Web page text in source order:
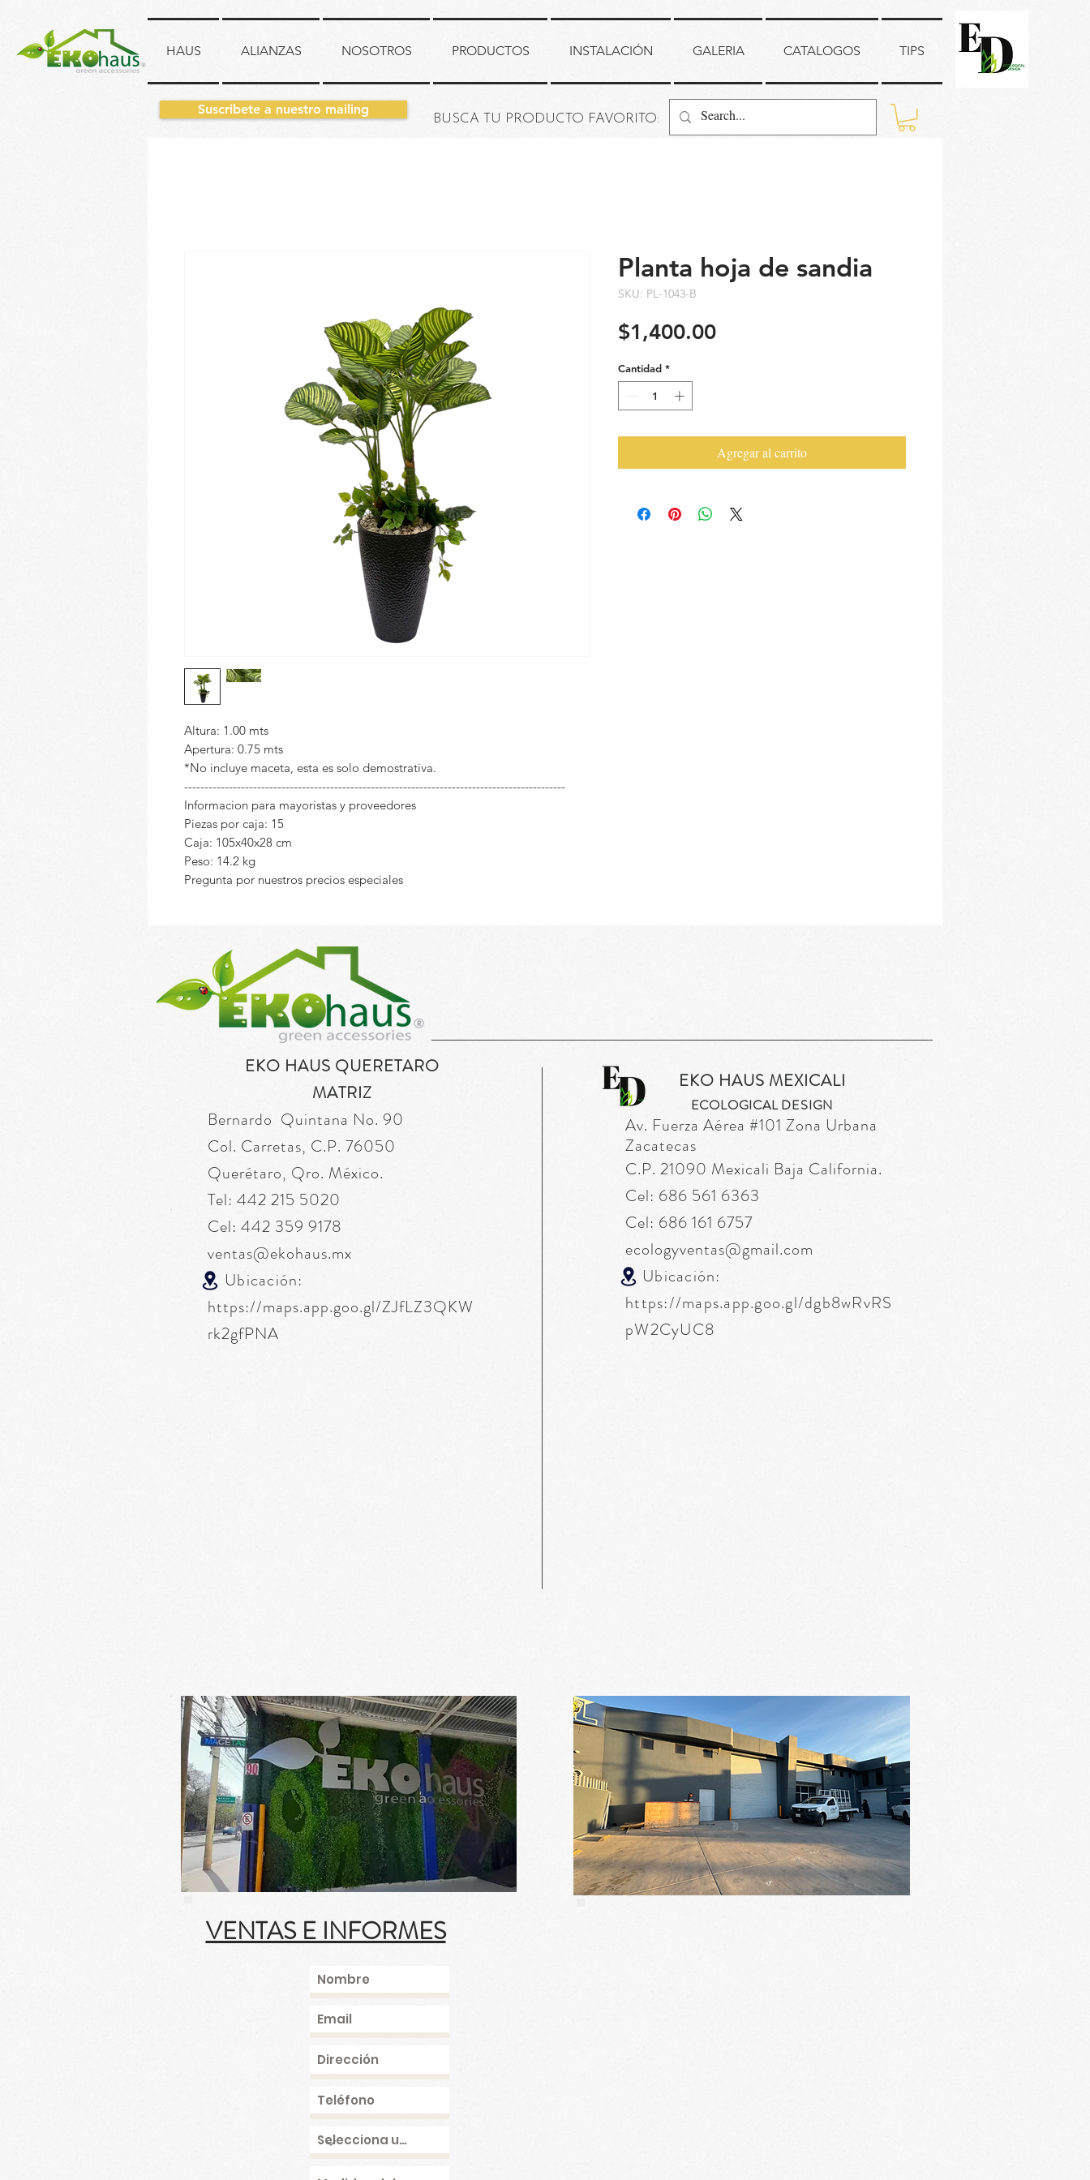
HAUS ALIANZAS NOSOTROS PRODUCTOS INSTALACIÓN GALERIA CATALOGOS TIPS
Suscribete a nuestro mailing
BUSCA TU PRODUCTO FAVORITO:
Altura: 1.00 mts
Apertura: 0.75 mts
*No incluye maceta, esta es solo demostrativa.
----------------------------------------------------------------------------------------------
Informacion para mayoristas y proveedores
Piezas por caja: 15
Caja: 105x40x28 cm
Peso: 14.2 kg
Pregunta por nuestros precios especiales
Planta hoja de sandia
SKU: PL-1043-B
$1,400.00Precio
Cantidad *
Agregar al carrito
EKO HAUS QUERETARO
MATRIZ
Bernardo Quintana No. 90
Col. Carretas, C.P. 76050
Querétaro, Qro. México.
Tel: 442 215 5020
Cel: 442 359 9178
ventas@ekohaus.mx
Ubicación:
https://maps.app.goo.gl/ZJfLZ3QKW
rk2gfPNA
EKO HAUS MEXICALI
ECOLOGICAL DESIGN
Av. Fuerza Aérea #101 Zona Urbana
Zacatecas
C.P. 21090 Mexicali Baja California.
Cel: 686 561 6363
Cel: 686 161 6757
ecologyventas@gmail.com
Ubicación:
https://maps.app.goo.gl/dgb8wRvRS
pW2CyUC8
VENTAS E INFORMES